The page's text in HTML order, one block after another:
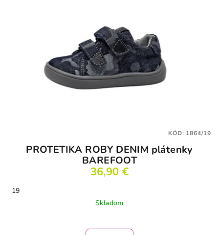
PROTETIKA ROBY DENIM plátenky
BAREFOOT
36,90 €
19
Skladom
KÓD: 1864/19